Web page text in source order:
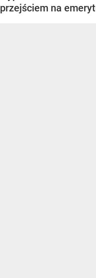
przejściem na